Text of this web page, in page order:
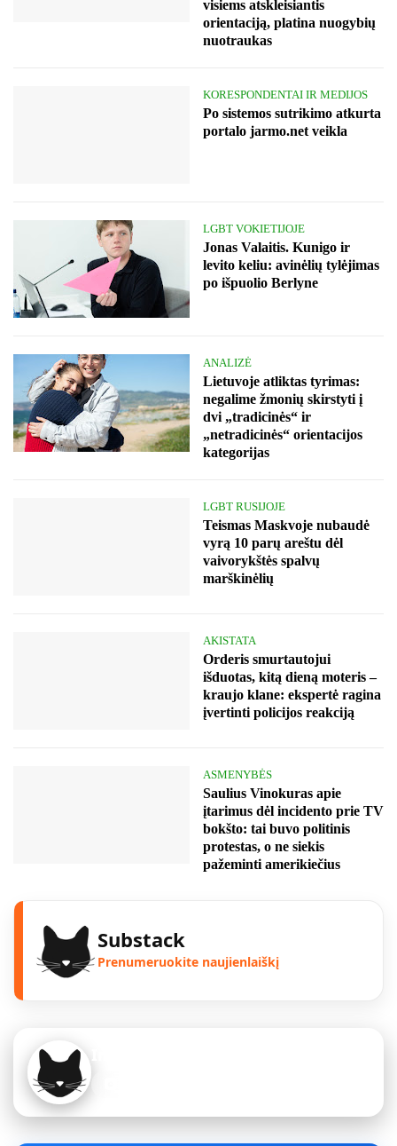
visiems atskleisiantis
orientaciją, platina nuogybių
nuotraukas
KORESPONDENTAI IR MEDIJOS
Po sistemos sutrikimo atkurta
portalo jarmo.net veikla
LGBT VOKIETIJOJE
Jonas Valaitis. Kunigo ir
levito keliu: avinėlių tylėjimas
po išpuolio Berlyne
ANALIZĖ
Lietuvoje atliktas tyrimas:
negalime žmonių skirstyti į
dvi „tradicinės“ ir
„netradicinės“ orientacijos
kategorijas
LGBT RUSIJOJE
Teismas Maskvoje nubaudė
vyrą 10 parų areštu dėl
vaivorykštės spalvų
marškinėlių
AKISTATA
Orderis smurtautojui
išduotas, kitą dieną moteris –
kraujo klane: ekspertė ragina
įvertinti policijos reakciją
ASMENYBĖS
Saulius Vinokuras apie
įtarimus dėl incidento prie TV
bokšto: tai buvo politinis
protestas, o ne siekis
pažeminti amerikiečius
Substack
Prenumeruokite naujienlaiškį